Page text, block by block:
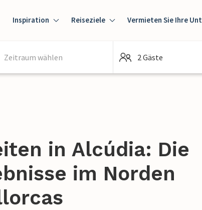
Inspiration Reiseziele Vermieten Sie Ihre
Zeitraum wählen 2 Gäste
in Alcúdia: Die
im Norden